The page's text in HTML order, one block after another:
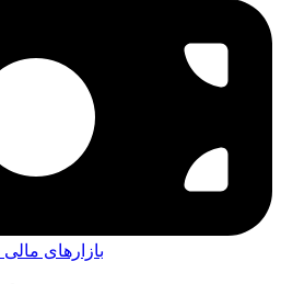
بازارهای مالی